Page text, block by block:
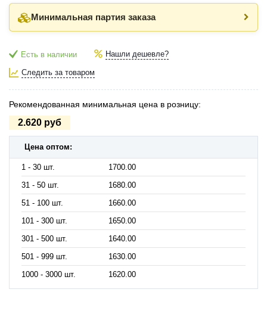
Минимальная партия заказа
Есть в наличии Нашли дешевле?
Следить за товаром
Рекомендованная минимальная цена в розницу:
2.620 руб
Цена оптом:
1 - 30 шт.
1700.00
31 - 50 шт.
1680.00
51 - 100 шт.
1660.00
101 - 300 шт.
1650.00
301 - 500 шт.
1640.00
501 - 999 шт.
1630.00
1000 - 3000 шт.
1620.00